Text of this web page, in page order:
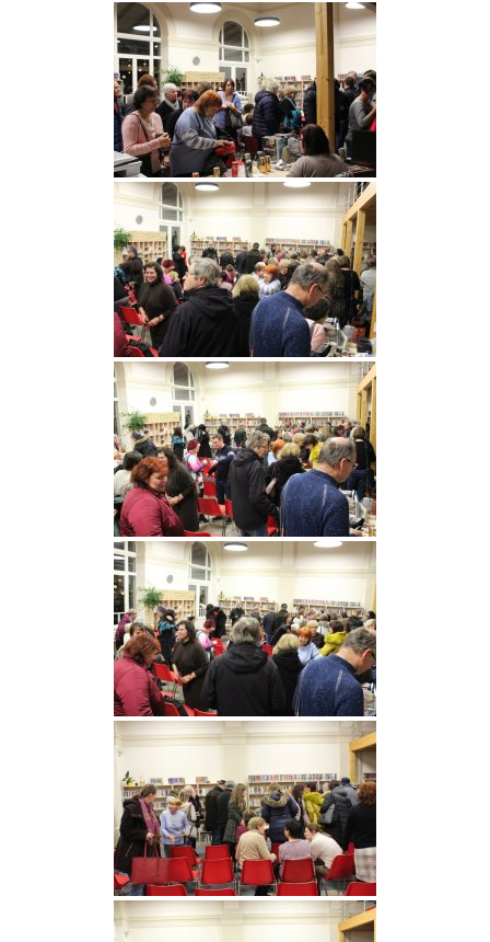
Pobočka Malý Rohozec
Pobočka Turnov II
Pobočka Mašov
Půjčovní doba
Základní služby
Půjčování e-knih a čteček e-knih
Portál KNIHA Z KNIHOVNY
Kultura a vzdělávání
Služby handicapovaným
Pronájem prostor
Knihovní řád a ceník
Fotogalerie
Dokumenty
Historie
Knihobudky
Pohádkovníky
Spolupráce
Podporují nás
Doporučujeme
Online katalog
Vzdělávací centrum
Informační centrum pro mládež